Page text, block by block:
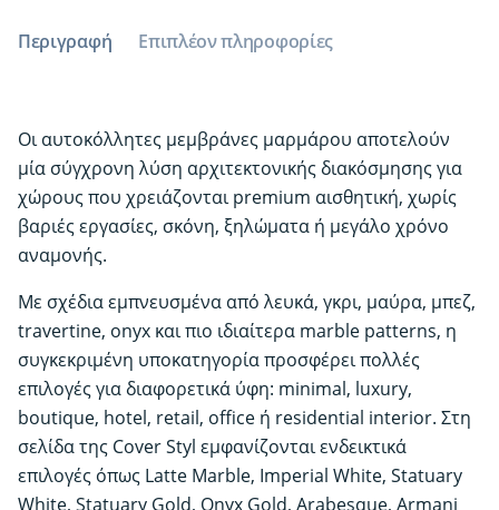
ποσότητα
Περιγραφή Επιπλέον πληροφορίες
Οι αυτοκόλλητες μεμβράνες μαρμάρου αποτελούν
μία σύγχρονη λύση αρχιτεκτονικής διακόσμησης για
χώρους που χρειάζονται premium αισθητική, χωρίς
βαριές εργασίες, σκόνη, ξηλώματα ή μεγάλο χρόνο
αναμονής.
Με σχέδια εμπνευσμένα από λευκά, γκρι, μαύρα, μπεζ,
travertine, onyx και πιο ιδιαίτερα marble patterns, η
συγκεκριμένη υποκατηγορία προσφέρει πολλές
επιλογές για διαφορετικά ύφη: minimal, luxury,
boutique, hotel, retail, office ή residential interior. Στη
σελίδα της Cover Styl εμφανίζονται ενδεικτικά
επιλογές όπως Latte Marble, Imperial White, Statuary
White, Statuary Gold, Onyx Gold, Arabesque, Armani